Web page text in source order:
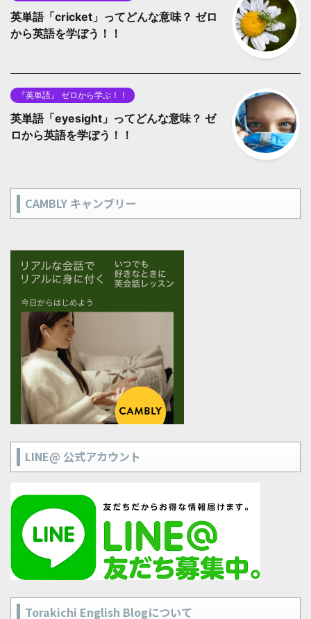
英単語「cricket」ってどんな意味？ ゼロ
から英語を学ぼう！！
『英単語』 ゼロから学ぶ！！
英単語「eyesight」ってどんな意味？ ゼ
ロから英語を学ぼう！！
CAMBLY キャンブリー
LINE@ 公式アカウント
Torakichi English Blogについて